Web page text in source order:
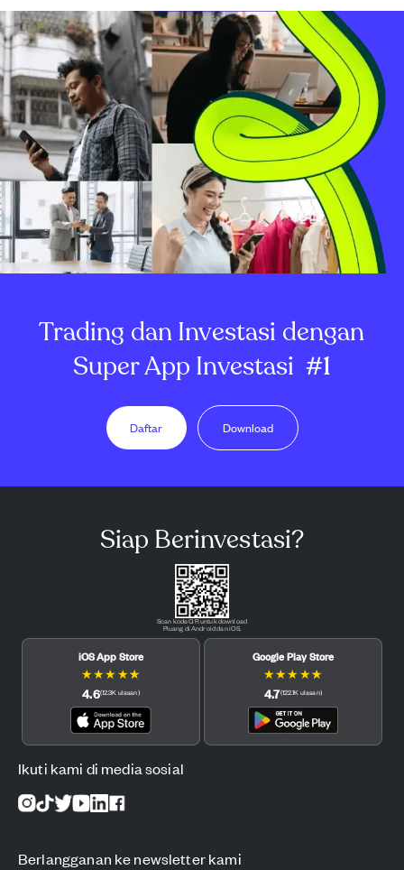
Trading dan Investasi dengan
Super App Investasi #1
Daftar Download
Siap Berinvestasi?
Scan kode QR untuk download
Pluang di Android dan iOS.
iOS App Store
★★★ ★★
4.6(12.3K ulasan)
Google Play Store
★★★ ★★
4.7(122.1K ulasan)
Ikuti kami di media sosial
Berlangganan ke newsletter kami